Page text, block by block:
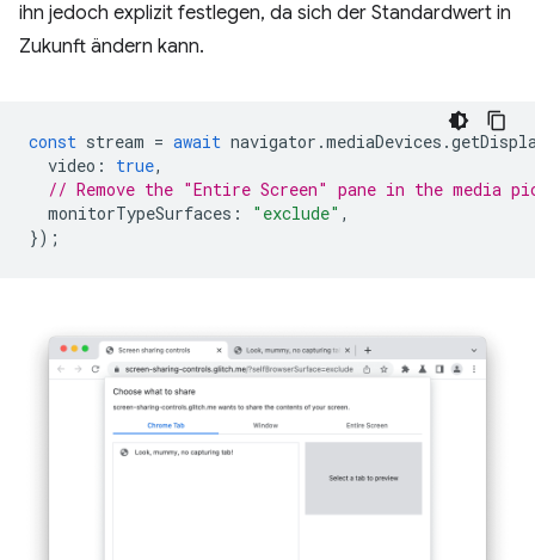
ihn jedoch explizit festlegen, da sich der Standardwert in
Zukunft ändern kann.
const stream = await navigator .mediaDevices .
video : true,
// Remove the "Entire Screen" pane in the media
monitorTypeSurfaces : "exclude" ,
});